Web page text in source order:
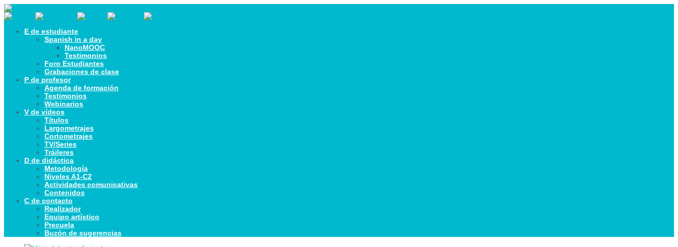
E de estudiante
Spanish in a day
NanoMOOC
Testimonios
Foro Estudiantes
Grabaciones de clase
P de profesor
Agenda de formación
Testimonios
Webinarios
V de vídeos
Títulos
Largometrajes
Cortometrajes
TV/Series
Tráileres
D de didáctica
Metodología
Niveles A1-C2
Actividades comunicativas
Contenidos
C de contacto
Realizador
Equipo artístico
Precuela
Buzón de sugerencias